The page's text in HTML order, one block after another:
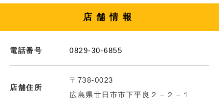
店舗情報
電話番号 0829-30-6855
店舗住所
〒738-0023
広島県廿日市市下平良２－２－１